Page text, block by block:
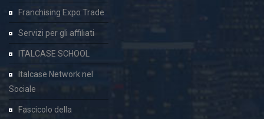
Franchising Expo Trade
Servizi per gli affiliati
ITALCASE SCHOOL
Italcase Network nel
Sociale
Fascicolo della